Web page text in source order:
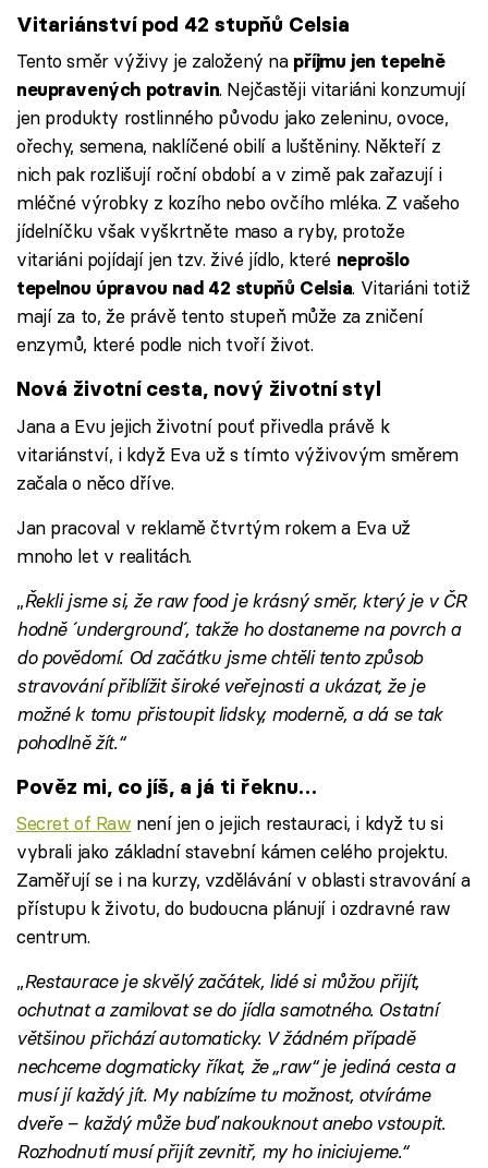
Vitariánství pod 42 stupňů Celsia
Tento směr výživy je založený na příjmu jen tepelně
neupravených potravin. Nejčastěji vitariáni konzumují
jen produkty rostlinného původu jako zeleninu, ovoce,
ořechy, semena, naklíčené obilí a luštěniny. Někteří z
nich pak rozlišují roční období a v zimě pak zařazují i
mléčné výrobky z kozího nebo ovčího mléka. Z vašeho
jídelníčku však vyškrtněte maso a ryby, protože
vitariáni pojídají jen tzv. živé jídlo, které neprošlo
tepelnou úpravou nad 42 stupňů Celsia. Vitariáni totiž
mají za to, že právě tento stupeň může za zničení
enzymů, které podle nich tvoří život.
Nová životní cesta, nový životní styl
Jana a Evu jejich životní pouť přivedla právě k
vitariánství, i když Eva už s tímto výživovým směrem
začala o něco dříve.
Jan pracoval v reklamě čtvrtým rokem a Eva už
mnoho let v realitách.
„Řekli jsme si, že raw food je krásný směr, který je v ČR
hodně ´underground´, takže ho dostaneme na povrch a
do povědomí. Od začátku jsme chtěli tento způsob
stravování přiblížit široké veřejnosti a ukázat, že je
možné k tomu přistoupit lidsky, moderně, a dá se tak
pohodlně žít.“
Pověz mi, co jíš, a já ti řeknu…
Secret of Raw není jen o jejich restauraci, i když tu si
vybrali jako základní stavební kámen celého projektu.
Zaměřují se i na kurzy, vzdělávání v oblasti stravování a
přístupu k životu, do budoucna plánují i ozdravné raw
centrum.
„Restaurace je skvělý začátek, lidé si můžou přijít,
ochutnat a zamilovat se do jídla samotného. Ostatní
většinou přichází automaticky. V žádném případě
nechceme dogmaticky říkat, že „raw“ je jediná cesta a
musí jí každý jít. My nabízíme tu možnost, otvíráme
dveře – každý může buď nakouknout anebo vstoupit.
Rozhodnutí musí přijít zevnitř, my ho iniciujeme.“